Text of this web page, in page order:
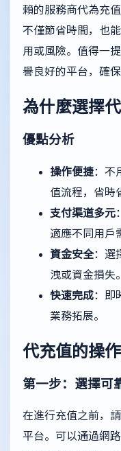
賴的服務商代為充
不僅節省時間，也
用或風險。值得一
譽良好的平台，確
為什麼選擇代
優點分析
操作便捷：不
值流程，省時
支付渠道多元
適應不同用戶
資金安全：選
洩或資金損失。
快速完成：即
業務拓展。
代充值的操
第一步：選擇可
在進行充值之前，
平台。可以通過網